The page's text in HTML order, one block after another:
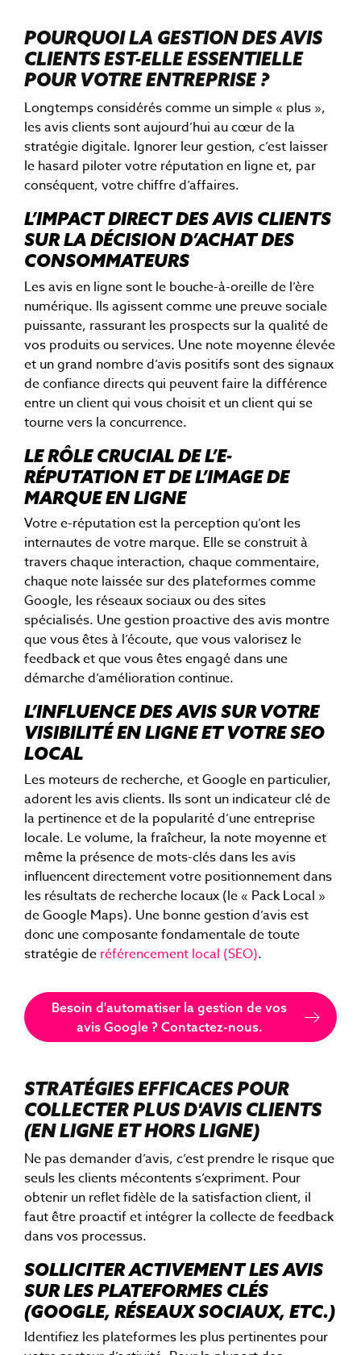
POURQUOI LA GESTION DES AVIS
CLIENTS EST-ELLE ESSENTIELLE
POUR VOTRE ENTREPRISE ?
Longtemps considérés comme un simple « plus »,
les avis clients sont aujourd’hui au cœur de la
stratégie digitale. Ignorer leur gestion, c’est laisser
le hasard piloter votre réputation en ligne et, par
conséquent, votre chiffre d’affaires.
L’IMPACT DIRECT DES AVIS CLIENTS
SUR LA DÉCISION D’ACHAT DES
CONSOMMATEURS
Les avis en ligne sont le bouche-à-oreille de l’ère
numérique. Ils agissent comme une preuve sociale
puissante, rassurant les prospects sur la qualité de
vos produits ou services. Une note moyenne élevée
et un grand nombre d’avis positifs sont des signaux
de confiance directs qui peuvent faire la différence
entre un client qui vous choisit et un client qui se
tourne vers la concurrence.
LE RÔLE CRUCIAL DE L’E-
RÉPUTATION ET DE L’IMAGE DE
MARQUE EN LIGNE
Votre e-réputation est la perception qu’ont les
internautes de votre marque. Elle se construit à
travers chaque interaction, chaque commentaire,
chaque note laissée sur des plateformes comme
Google, les réseaux sociaux ou des sites
spécialisés. Une gestion proactive des avis montre
que vous êtes à l’écoute, que vous valorisez le
feedback et que vous êtes engagé dans une
démarche d’amélioration continue.
L’INFLUENCE DES AVIS SUR VOTRE
VISIBILITÉ EN LIGNE ET VOTRE SEO
LOCAL
Les moteurs de recherche, et Google en particulier,
adorent les avis clients. Ils sont un indicateur clé de
la pertinence et de la popularité d’une entreprise
locale. Le volume, la fraîcheur, la note moyenne et
même la présence de mots-clés dans les avis
influencent directement votre positionnement dans
les résultats de recherche locaux (le « Pack Local »
de Google Maps). Une bonne gestion d’avis est
donc une composante fondamentale de toute
stratégie de référencement local (SEO).
Besoin d'automatiser la gestion de vos
avis Google ? Contactez-nous.
STRATÉGIES EFFICACES POUR
COLLECTER PLUS D'AVIS CLIENTS
(EN LIGNE ET HORS LIGNE)
Ne pas demander d’avis, c’est prendre le risque que
seuls les clients mécontents s’expriment. Pour
obtenir un reflet fidèle de la satisfaction client, il
faut être proactif et intégrer la collecte de feedback
dans vos processus.
SOLLICITER ACTIVEMENT LES AVIS
SUR LES PLATEFORMES CLÉS
(GOOGLE, RÉSEAUX SOCIAUX, ETC.)
Identifiez les plateformes les plus pertinentes pour